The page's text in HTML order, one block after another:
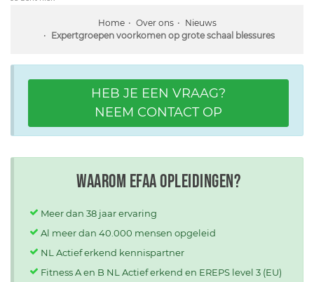
Home Over ons
Nieuws
Expertgroepen voorkomen op grote schaal blessures
HEB JE EEN VRAAG?
NEEM CONTACT OP
Waarom EFAA opleidingen?
Meer dan 38 jaar ervaring
Al meer dan 40.000 mensen opgeleid
NL Actief erkend kennispartner
Fitness A en B NL Actief erkend en EREPS level 3 (EU)